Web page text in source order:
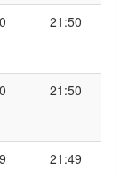
21:50
21:50
21:49